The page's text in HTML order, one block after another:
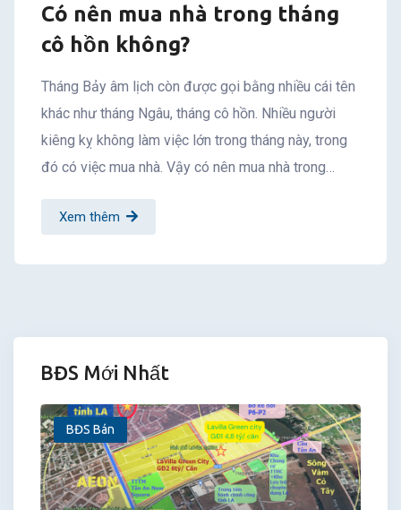
Có nên mua nhà trong tháng
cô hồn không?
Tháng Bảy âm lịch còn được gọi bằng nhiều cái tên
khác như tháng Ngâu, tháng cô hồn. Nhiều người
kiêng kỵ không làm việc lớn trong tháng này, trong
đó có việc mua nhà. Vậy có nên mua nhà trong…
Xem thêm
BĐS Mới Nhất
BĐS Bán